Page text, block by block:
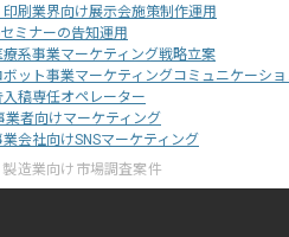
印刷業界向け展示会施策制作運用
ミナーの告知運用
療系事業マーケティング戦略立案
ボット事業マーケティングコミュニケーシ
入稿専任オペレーター
業者向けマーケティング
会社向けSNSマーケティング
造業向け市場調査案件